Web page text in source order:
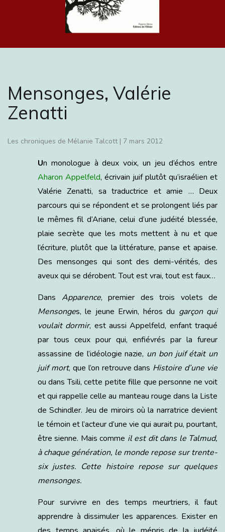
Mensonges, Valérie
Zenatti
Les chroniques de Mélanie Talcott | 7 mars 2012
Un monologue à deux voix, un jeu d’échos entre
Aharon Appelfeld, écrivain juif plutôt qu’israélien et
Valérie Zenatti, sa traductrice et amie … Deux
parcours qui se répondent et se prolongent liés par
le mêmes fil d’Ariane, celui d’une judéité blessée,
plaie secrète que les mots mettent à nu et que
l’écriture, plutôt que la littérature, panse et apaise.
Des mensonges qui sont des demi-vérités, des
aveux qui se dérobent. Tout est vrai, tout est faux…
Dans Apparence, premier des trois volets de
Mensonges, le jeune Erwin, héros du garçon qui
voulait dormir, est aussi Appelfeld, enfant traqué
par tous ceux pour qui, enfiévrés par la fureur
assassine de l’idéologie nazie, un bon juif était un
juif mort, que l’on retrouve dans Histoire d’une vie
ou dans Tsili, cette petite fille que personne ne voit
et qui rappelle celle au manteau rouge dans la Liste
de Schindler. Jeu de miroirs où la narratrice devient
le témoin et l’acteur d’une vie qui aurait pu, pourtant,
être sienne. Mais comme il est dit dans le Talmud,
à chaque génération, le monde repose sur trente-
six justes. Cette histoire repose sur quelques
mensonges.
Pour survivre en des temps meurtriers, il faut
apprendre à dissimuler les apparences. Exister en